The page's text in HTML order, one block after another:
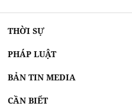
THỜI SỰ
PHÁP LUẬT
BẢN TIN MEDIA
CẦN BIẾT